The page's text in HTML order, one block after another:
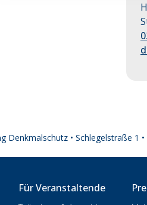
Denkmalschutz • Schlegelstraße 1
Für Veranstaltende